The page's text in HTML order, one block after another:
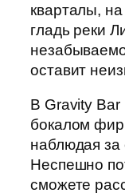
кварталы,
гладь реки
оставит
В Gravity Bar
бокалом
наблюдая
Неспешно
сможете